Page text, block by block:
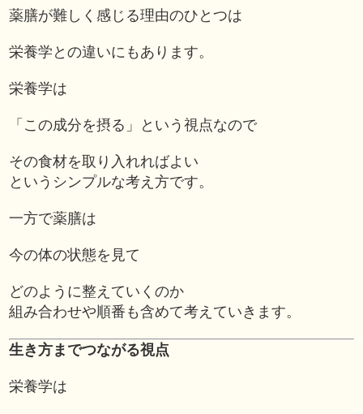
薬膳が難しく感じる理由のひとつは
栄養学との違いにもあります。
栄養学は
「この成分を摂る」という視点なので
その食材を取り入れればよい
というシンプルな考え方です。
一方で薬膳は
今の体の状態を見て
どのように整えていくのか
組み合わせや順番も含めて考えていきます。
生き方までつながる視点
栄養学は